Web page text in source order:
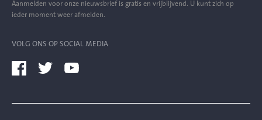
Aanmelden voor onze nieuwsbrief is gratis en vrijblijvend. U kunt zich op
ieder moment weer afmelden.
VOLG ONS OP SOCIAL MEDIA